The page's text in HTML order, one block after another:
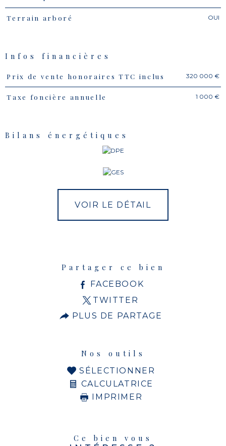
Terrain arboré OUI
Infos financières
Caractéristiques Valeurs
Prix de vente honoraires TTC inclus 320 000 €
Taxe foncière annuelle 1 000 €
Bilans énergétiques
VOIR LE DÉTAIL
Partager ce bien
FACEBOOK
TWITTER
PLUS DE PARTAGE
Nos outils
SÉLECTIONNER
CALCULATRICE
IMPRIMER
Ce bien vous